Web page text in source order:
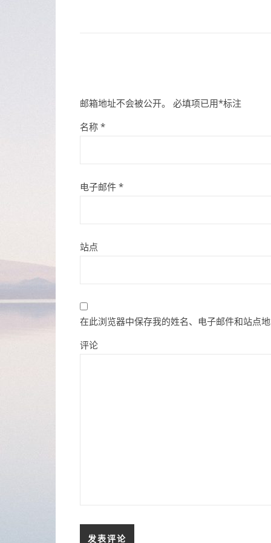
邮箱地址不会被公开。 必填项已用*标注
名称 *
电子邮件 *
站点
在此浏览器中保存我的姓名、电子邮件和站点
评论